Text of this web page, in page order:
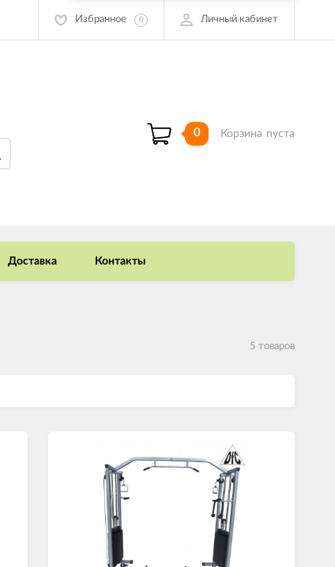
Избранное 0 Личный кабинет
0 Корзина пуста
Доставка Контакты
5 товаров